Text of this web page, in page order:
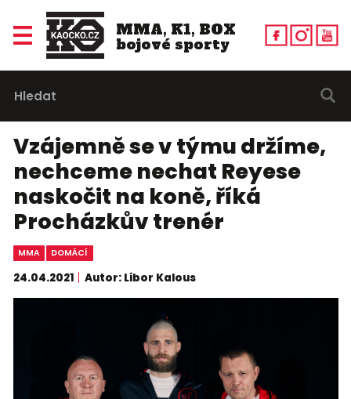
MMA, K1, BOX
bojové sporty
Vzájemně se v týmu držíme,
nechceme nechat Reyese
naskočit na koně, říká
Procházkův trenér
MMA DOMÁCÍ
24.04.2021 Autor: Libor Kalous